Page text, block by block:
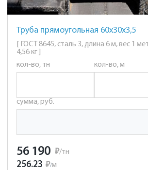
Труба прямоугольная 60х30х3,5
[ ГОСТ 8645, сталь 3, длина 6 м, вес 1
4,56 кг ]
кол-во, тн
кол-во, м
сумма, руб.
56 190 ₽/тн
256.23 ₽/м